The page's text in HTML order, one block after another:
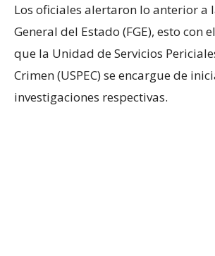
Los oficiales alertaron lo anterior a
General del Estado (FGE), esto con
que la Unidad de Servicios
Crimen (USPEC) se encargue de
investigaciones respectivas.